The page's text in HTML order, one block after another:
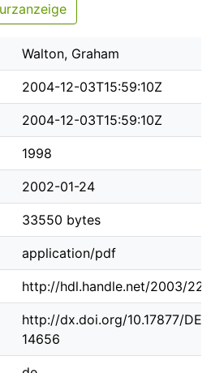
Walton, Graham
2004-12-03T15:59:10Z
2004-12-03T15:59:10Z
1998
2002-01-24
33550 bytes
application/pdf
http://hdl.handle.net/2003/
http://dx.doi.org/10.17877/
14656